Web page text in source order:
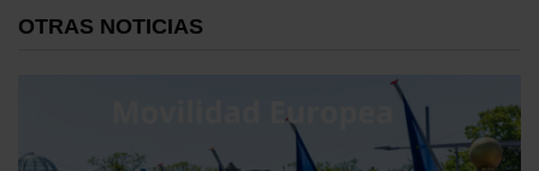
OTRAS NOTICIAS